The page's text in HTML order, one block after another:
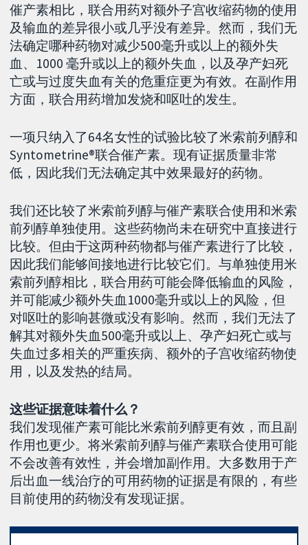
催产素相比，联合用药对额外子宫收缩药物的使用
及输血的差异很小或几乎没有差异。然而，我们无
法确定哪种药物对减少500毫升或以上的额外失
血、1000 毫升或以上的额外失血，以及孕产妇死
亡或与过度失血有关的危重症更为有效。在副作用
方面，联合用药增加发烧和呕吐的发生。
一项只纳入了64名女性的试验比较了米索前列醇和
Syntometrine®联合催产素。现有证据质量非常
低，因此我们无法确定其中效果最好的药物。
我们还比较了米索前列醇与催产素联合使用和米索
前列醇单独使用。这些药物尚未在研究中直接进行
比较。但由于这两种药物都与催产素进行了比较，
因此我们能够间接地进行比较它们。与单独使用米
索前列醇相比，联合用药可能会降低输血的风险，
并可能减少额外失血1000毫升或以上的风险，但
对呕吐的影响甚微或没有影响。然而，我们无法了
解其对额外失血500毫升或以上、孕产妇死亡或与
失血过多相关的严重疾病、额外的子宫收缩药物使
用，以及发热的结局。
这些证据意味着什么？
我们发现催产素可能比米索前列醇更有效，而且副
作用也更少。将米索前列醇与催产素联合使用可能
不会改善有效性，并会增加副作用。大多数用于产
后出血一线治疗的可用药物的证据是有限的，有些
目前使用的药物没有发现证据。